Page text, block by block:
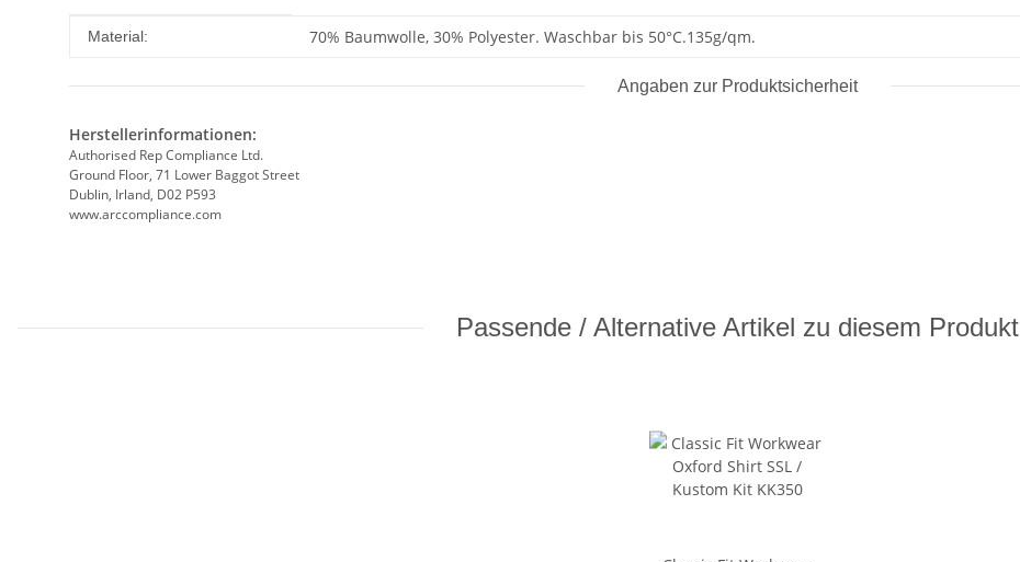
Produkteigenschaft
Wert
Material: 70% Baumwolle, 30% Polyester. Waschbar bis 50°C.135g/qm.
Angaben zur Produktsicherheit
Herstellerinformationen:
Authorised Rep Compliance Ltd.
Ground Floor, 71 Lower Baggot Street
Dublin, Irland, D02 P593
www.arccompliance.com
Passende / Alternative Artikel zu diesem Produkt